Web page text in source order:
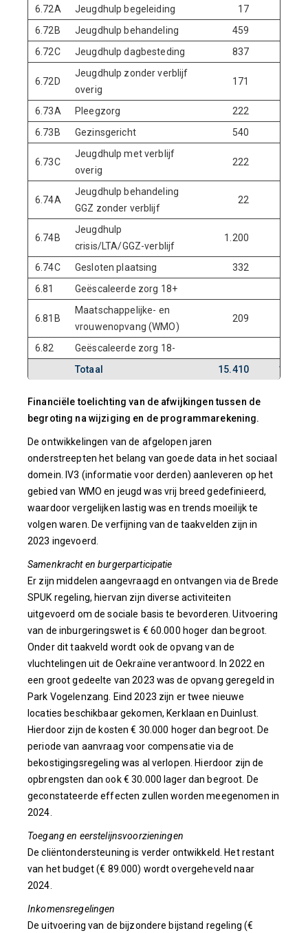
6.72A
Jeugdhulp begeleiding 17
6.72B
Jeugdhulp behandeling 459
6.72C
Jeugdhulp dagbesteding 837
6.72D
Jeugdhulp zonder verblijf
overig
171
6.73A Pleegzorg 222
6.73B
Gezinsgericht 540
6.73C
Jeugdhulp met verblijf
overig
222
6.74A
Jeugdhulp behandeling
GGZ zonder verblijf
22
6.74B
Jeugdhulp
crisis/LTA/GGZ-verblijf
1.200
6.74C Gesloten plaatsing 332
6.81
Geëscaleerde zorg 18+
6.81B
Maatschappelijke- en
vrouwenopvang (WMO)
209
6.82
Geëscaleerde zorg 18-
Totaal
15.410
Financiële toelichting van de afwijkingen tussen de
begroting na wijziging en de programmarekening.
De ontwikkelingen van de afgelopen jaren
onderstreepten het belang van goede data in het sociaal
domein. IV3 (informatie voor derden) aanleveren op het
gebied van WMO en jeugd was vrij breed gedefinieerd,
waardoor vergelijken lastig was en trends moeilijk te
volgen waren. De verfijning van de taakvelden zijn in
2023 ingevoerd.
Samenkracht en burgerparticipatie
Er zijn middelen aangevraagd en ontvangen via de Brede
SPUK regeling, hiervan zijn diverse activiteiten
uitgevoerd om de sociale basis te bevorderen. Uitvoering
van de inburgeringswet is € 60.000 hoger dan begroot.
Onder dit taakveld wordt ook de opvang van de
vluchtelingen uit de Oekraïne verantwoord. In 2022 en
een groot gedeelte van 2023 was de opvang geregeld in
Park Vogelenzang. Eind 2023 zijn er twee nieuwe
locaties beschikbaar gekomen, Kerklaan en Duinlust.
Hierdoor zijn de kosten € 30.000 hoger dan begroot. De
periode van aanvraag voor compensatie via de
bekostigingsregeling was al verlopen. Hierdoor zijn de
opbrengsten dan ook € 30.000 lager dan begroot. De
geconstateerde effecten zullen worden meegenomen in
2024.
Toegang en eerstelijnsvoorzieningen
De cliëntondersteuning is verder ontwikkeld. Het restant
van het budget (€ 89.000) wordt overgeheveld naar
2024.
Inkomensregelingen
De uitvoering van de bijzondere bijstand regeling (€